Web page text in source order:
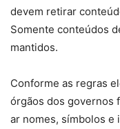
devem retirar
Somente conteúdos
mantidos.
Conforme as regras
órgãos dos governos
ar nomes, símbolos e